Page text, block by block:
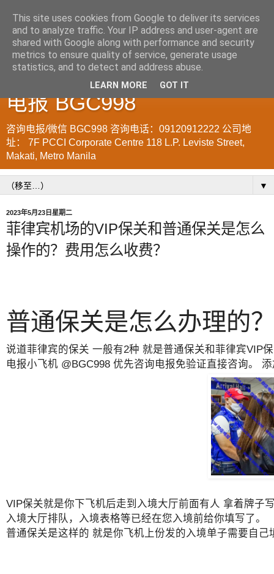
菲律宾998VISA移民公司
WWW.SRRV.DE 咨询微信/
电报 BGC998
咨询电报/微信 BGC998 咨询电话：09120912222 公司地
址： 7F PCCI Corporate Centre 118 L.P. Leviste Street,
Makati, Metro Manila
▼
2023年5月23日星期二
菲律宾机场的VIP保关和普通保关是怎么
操作的？费用怎么收费？
普通保关是怎么办理的
说道菲律宾的保关 一般有2种 就是普通保关和菲律宾VIP
电报小飞机 @BGC998 优先咨询电报免验证直接咨询。
VIP保关就是你下飞机后走到入境大厅前面有人 拿着牌子
入境大厅排队，入境表格等已经在您入境前给你填写了。
普通保关是这样的 就是你飞机上份发的入境单子需要自
This site uses cookies from Google to deliver its services
and to analyze traffic. Your IP address and user-agent are
shared with Google along with performance and security
metrics to ensure quality of service, generate usage
statistics, and to detect and address abuse.
LEARN MORE GOT IT